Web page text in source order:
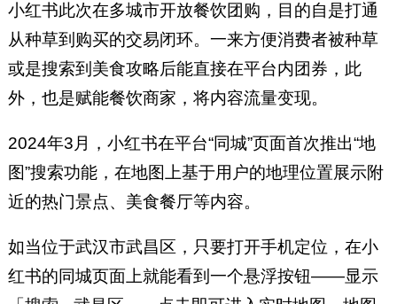
小红书此次在多城市开放餐饮团购，目的自是打通
从种草到购买的交易闭环。一来方便消费者被种草
或是搜索到美食攻略后能直接在平台内团券，此
外，也是赋能餐饮商家，将内容流量变现。
2024年3月，小红书在平台“同城”页面首次推出“地
图”搜索功能，在地图上基于用户的地理位置展示附
近的热门景点、美食餐厅等内容。
如当位于武汉市武昌区，只要打开手机定位，在小
红书的同城页面上就能看到一个悬浮按钮——显示